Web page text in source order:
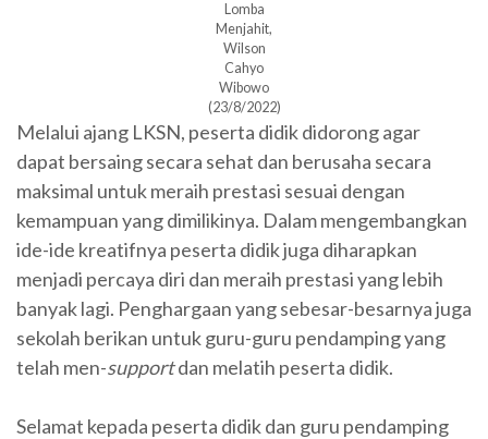
Lomba
Menjahit,
Wilson
Cahyo
Wibowo
(23/8/2022)
Melalui ajang LKSN, peserta didik didorong agar
dapat bersaing secara sehat dan berusaha secara
maksimal untuk meraih prestasi sesuai dengan
kemampuan yang dimilikinya. Dalam mengembangkan
ide-ide kreatifnya peserta didik juga diharapkan
menjadi percaya diri dan meraih prestasi yang lebih
banyak lagi. Penghargaan yang sebesar-besarnya juga
sekolah berikan untuk guru-guru pendamping yang
telah men-supportdan melatih peserta didik.
Selamat kepada peserta didik dan guru pendamping